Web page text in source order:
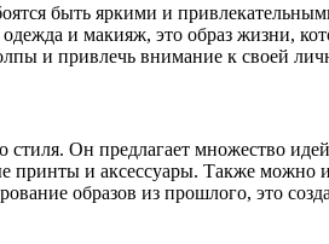
быть яркими и
и макияж, это образ жизни,
и привлечь внимание к своей
Он предлагает множество
принты и аксессуары. Также
образов из прошлого, это